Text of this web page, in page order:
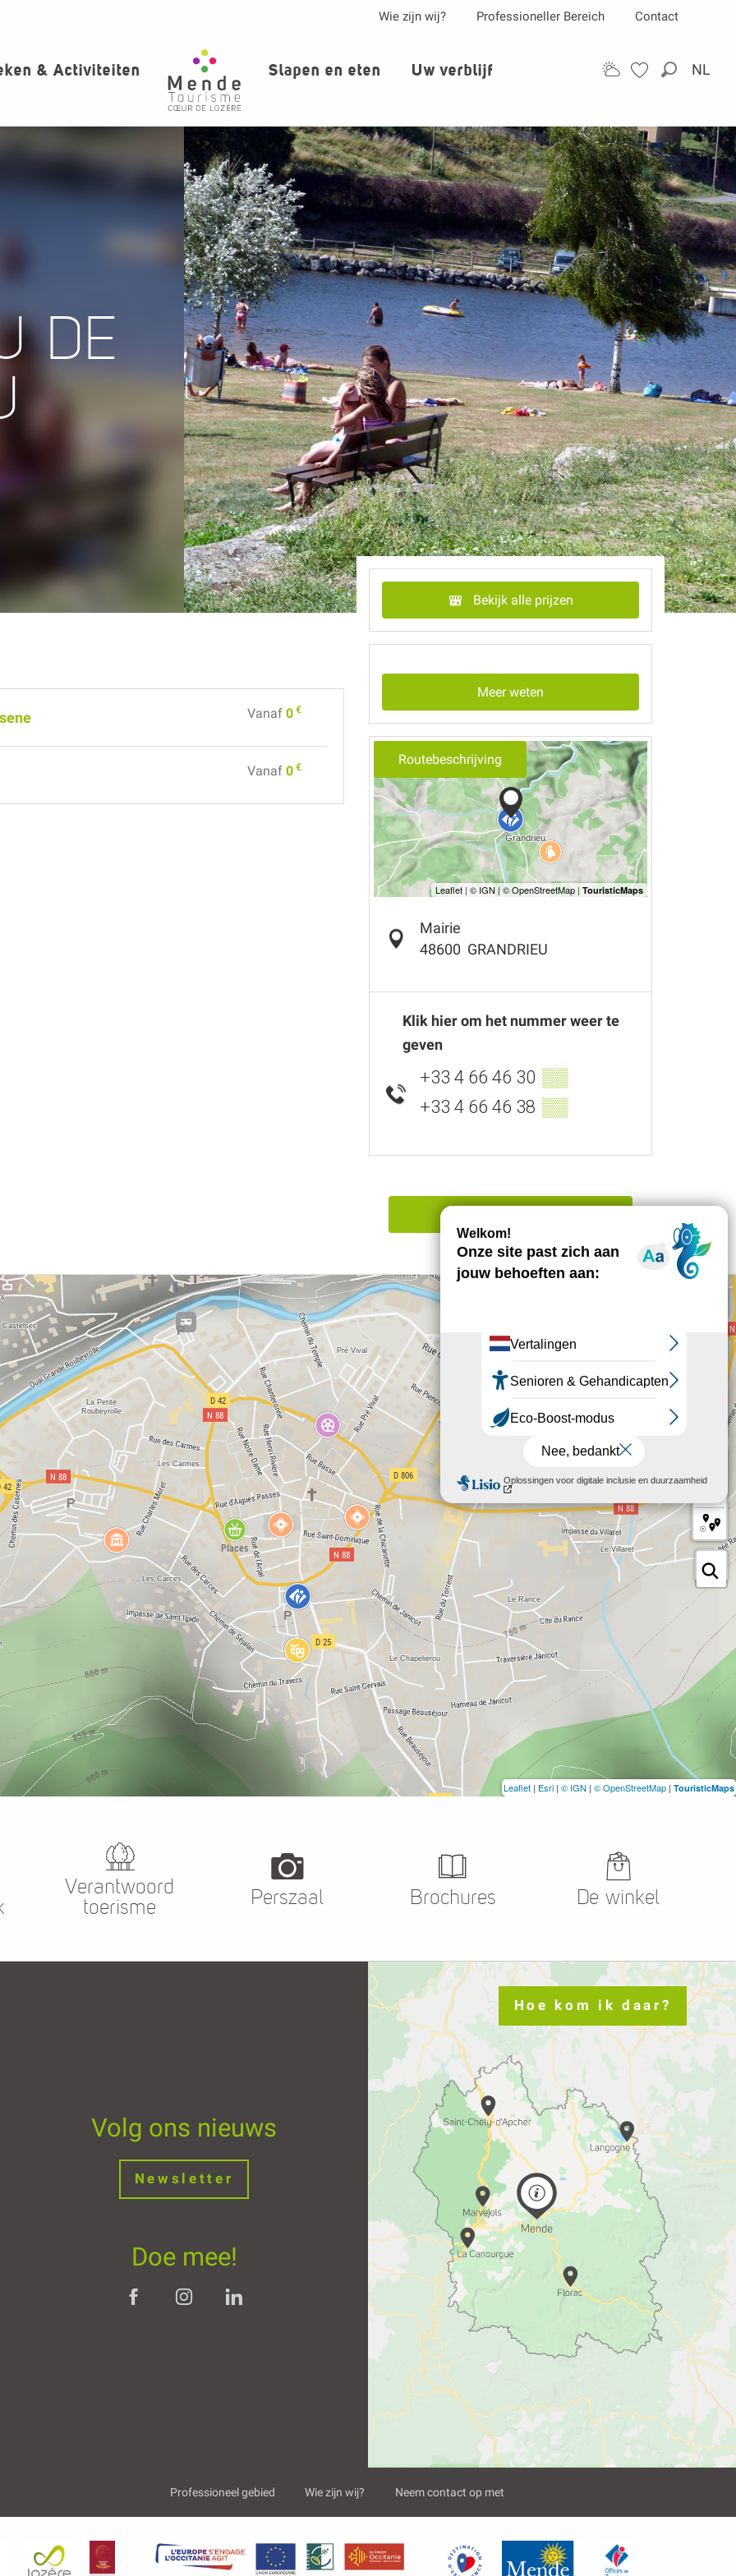
Zoek op
NL
Wie zijn wij? Professioneller Bereich Contact
& Activiteiten Slapen en eten Uw verblijf
DE
Vanaf0 €
Vanaf0 €
Bekijk alle prijzen
Meer weten
Routebeschrijving
Mairie
48600 GRANDRIEU
Klik hier om het nummer weer te
geven
+33 4 66 46 30 ▒▒
+33 4 66 46 38 ▒▒
Leaflet | Esri | © IGN | © OpenStreetMap | TouristicMaps
Verantwoord
toerisme
Perszaal Brochures De winkel
Volg ons nieuws
Newsletter
Doe mee!
Hoe kom ik daar?
Professioneel gebied Wie zijn wij? Neem contact op met